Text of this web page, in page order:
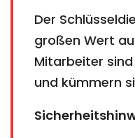
Der
großen Wert
Mitarbeiter
und kümmern